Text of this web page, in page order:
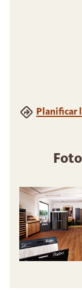
Planificar